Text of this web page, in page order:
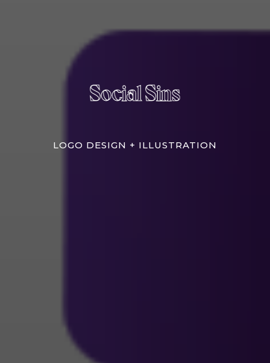
Social Sins
Social Sins
LOGO DESIGN + ILLUSTRATION